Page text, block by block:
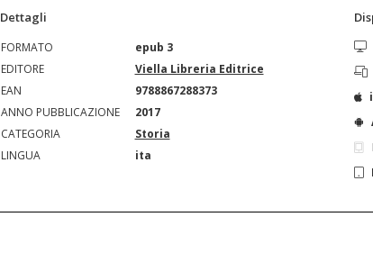
Dettagli
FORMATO
epub 3
EDITORE
Viella Libreria Editrice
EAN
9788867288373
ANNO PUBBLICAZIONE
2017
CATEGORIA
Storia
LINGUA
ita